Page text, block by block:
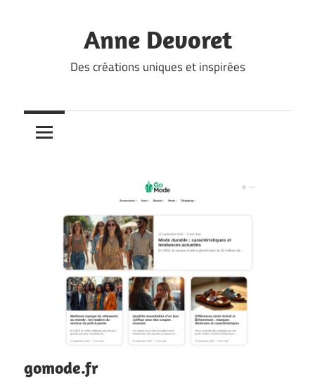
Anne Devoret
Des créations uniques et inspirées
gomode.fr